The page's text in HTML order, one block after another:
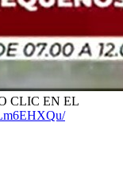
CLIC EN EL